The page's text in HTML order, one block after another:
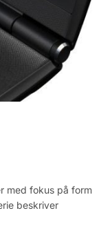
med fokus på form
beskriver